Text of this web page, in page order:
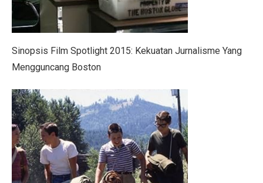
Tabel Berat Badan Ideal Bayi Sesuai Panduan WHO
Berita Bahagia! Stasiun KRL JIS Siap Beroperasi
Penutupan AS Bikin Emas Berkilau, Melayang ke US$
Pilih Saham Lapis Dua WIFI, IRSX, dan INET, Ini
Mengungkap Kelemahan Industri Film Secara Terbuka
Ekonom: Stimulus Kecil, Hanya Jaga Persepsi
Sinopsis Film Spotlight 2015: Kekuatan Jurnalisme Yang
Mengguncang Boston